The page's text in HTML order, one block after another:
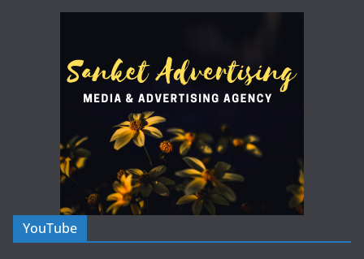
YouTube